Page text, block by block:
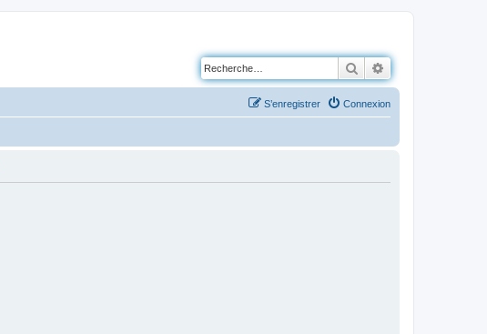
Rechercher
Connexion
S’enregistrer